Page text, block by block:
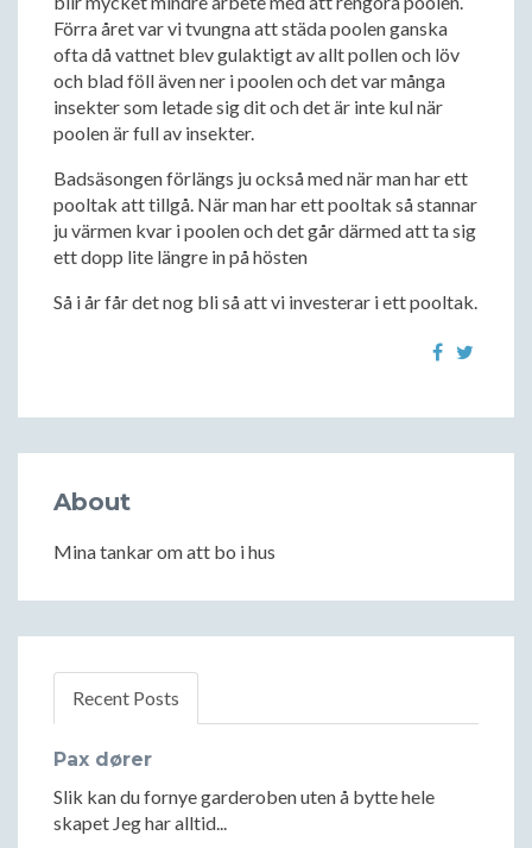
Förra året var vi tvungna att städa poolen ganska
ofta då vattnet blev gulaktigt av allt pollen och löv
och blad föll även ner i poolen och det var många
insekter som letade sig dit och det är inte kul när
poolen är full av insekter.
Badsäsongen förlängs ju också med när man har ett
pooltak att tillgå. När man har ett pooltak så stannar
ju värmen kvar i poolen och det går därmed att ta sig
ett dopp lite längre in på hösten
Så i år får det nog bli så att vi investerar i ett pooltak.
About
Mina tankar om att bo i hus
Recent Posts
Pax dører
Slik kan du fornye garderoben uten å bytte hele
skapet Jeg har alltid...